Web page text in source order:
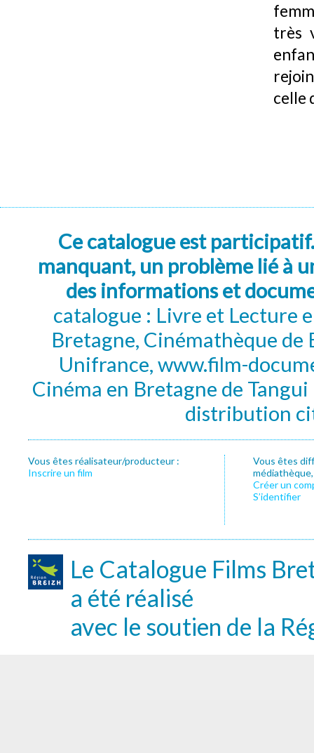
très
celle
Ce catalogue est
manquant, un problème lié à
des informations et
catalogue : Livre et Lecture
Bretagne, Cinémathèque de
Unifrance, www.film-
Cinéma en Bretagne de
distribution
Vous êtes réalisateur/producteur :
Inscrire un film
Vous êtes
Créer un
S’identifier
Le Catalogue Films
a été réalisé
avec le soutien de la